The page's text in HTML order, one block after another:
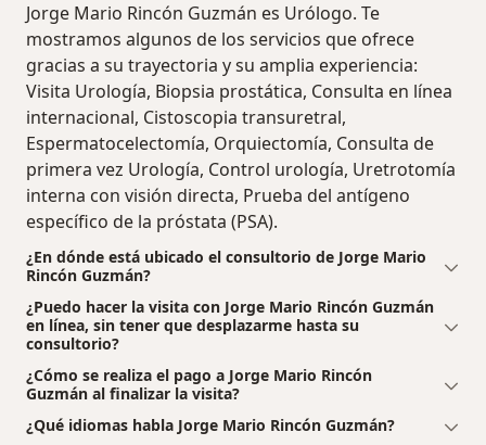
Jorge Mario Rincón Guzmán es Urólogo. Te
mostramos algunos de los servicios que ofrece
gracias a su trayectoria y su amplia experiencia:
Visita Urología, Biopsia prostática, Consulta en línea
internacional, Cistoscopia transuretral,
Espermatocelectomía, Orquiectomía, Consulta de
primera vez Urología, Control urología, Uretrotomía
interna con visión directa, Prueba del antígeno
específico de la próstata (PSA).
¿En dónde está ubicado el consultorio de Jorge Mario
Rincón Guzmán?
¿Puedo hacer la visita con Jorge Mario Rincón Guzmán
en línea, sin tener que desplazarme hasta su
consultorio?
¿Cómo se realiza el pago a Jorge Mario Rincón
Guzmán al finalizar la visita?
¿Qué idiomas habla Jorge Mario Rincón Guzmán?